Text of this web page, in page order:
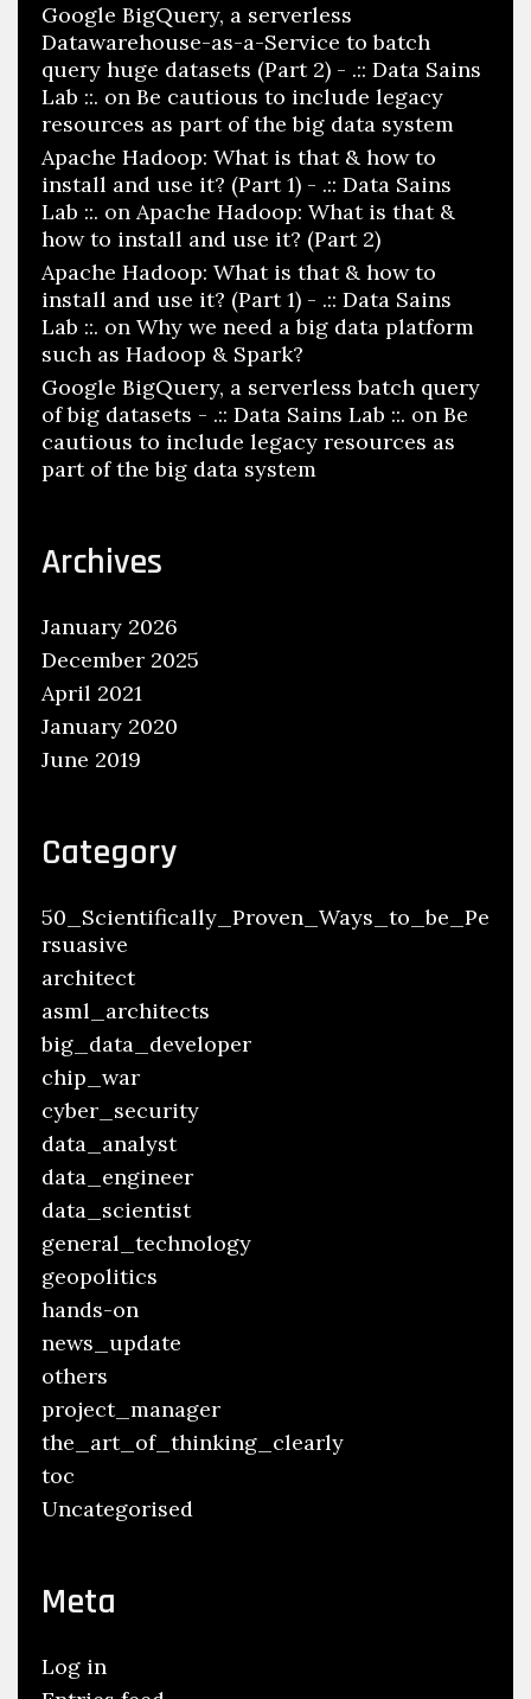
Google BigQuery, a serverless
Datawarehouse-as-a-Service to batch
query huge datasets (Part 2) - .:: Data Sains
Lab ::. on Be cautious to include legacy
resources as part of the big data system
Apache Hadoop: What is that & how to
install and use it? (Part 1) - .:: Data Sains
Lab ::. on Apache Hadoop: What is that &
how to install and use it? (Part 2)
Apache Hadoop: What is that & how to
install and use it? (Part 1) - .:: Data Sains
Lab ::. on Why we need a big data platform
such as Hadoop & Spark?
Google BigQuery, a serverless batch query
of big datasets - .:: Data Sains Lab ::. on Be
cautious to include legacy resources as
part of the big data system
Archives
January 2026
December 2025
April 2021
January 2020
June 2019
Category
50_Scientifically_Proven_Ways_to_be_Pe
rsuasive
architect
asml_architects
big_data_developer
chip_war
cyber_security
data_analyst
data_engineer
data_scientist
general_technology
geopolitics
hands-on
news_update
others
project_manager
the_art_of_thinking_clearly
toc
Uncategorised
Meta
Log in